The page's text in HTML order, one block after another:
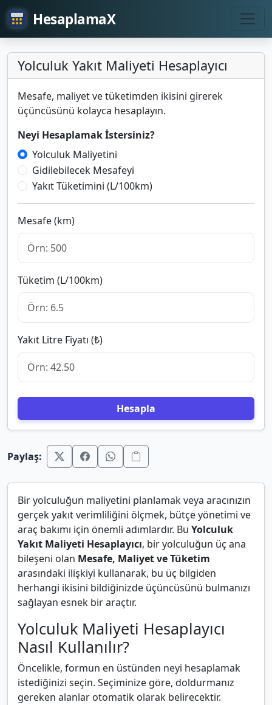
HesaplamaX
Yolculuk Yakıt Maliyeti Hesaplayıcı
Mesafe, maliyet ve tüketimden ikisini girerek
üçüncüsünü kolayca hesaplayın.
Neyi Hesaplamak İstersiniz?
Yolculuk Maliyetini
Gidilebilecek Mesafeyi
Yakıt Tüketimini (L/100km)
Mesafe (km)
Tüketim (L/100km)
Yakıt Litre Fiyatı (₺)
Hesapla
Paylaş:
Bir yolculuğun maliyetini planlamak veya aracınızın
gerçek yakıt verimliliğini ölçmek, bütçe yönetimi ve
araç bakımı için önemli adımlardır. Bu Yolculuk
Yakıt Maliyeti Hesaplayıcı, bir yolculuğun üç ana
bileşeni olan Mesafe, Maliyet ve Tüketim
arasındaki ilişkiyi kullanarak, bu üç bilgiden
herhangi ikisini bildiğinizde üçüncüsünü bulmanızı
sağlayan esnek bir araçtır.
Yolculuk Maliyeti Hesaplayıcı
Nasıl Kullanılır?
Öncelikle, formun en üstünden neyi hesaplamak
istediğinizi seçin. Seçiminize göre, doldurmanız
gereken alanlar otomatik olarak belirecektir.